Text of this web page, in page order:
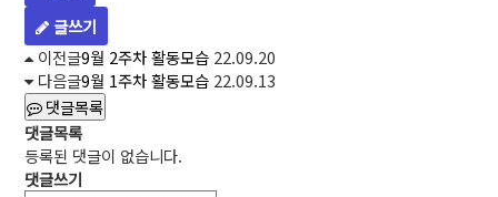
글쓰기
이전글9월 2주차 활동모습 22.09.20
다음글9월 1주차 활동모습 22.09.13
댓글목록
댓글목록
등록된 댓글이 없습니다.
댓글쓰기